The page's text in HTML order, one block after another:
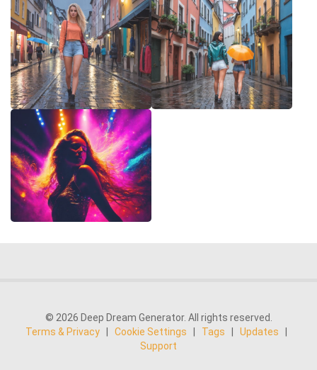
© 2026 Deep Dream Generator. All rights reserved.
Terms & Privacy
Cookie Settings Tags Updates
Support